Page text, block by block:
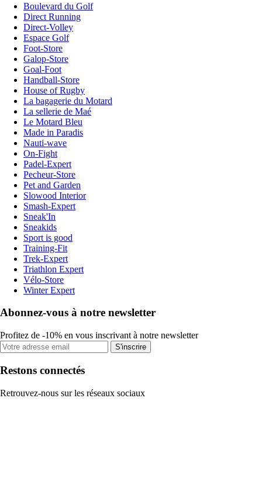
Boulevard du Golf
Direct Running
Direct-Volley
Espace Golf
Foot-Store
Galop-Store
Goal-Foot
Handball-Store
House of Rugby
La bagagerie du Motard
La sellerie de Maé
Le Motard Bleu
Made in Paradis
Nauti-wave
On-Fight
Padel-Expert
Pecheur-Store
Pet and Garden
Slowood Interior
Smash-Expert
Sneak'In
Sneakids
Sport is good
Training-Fit
Trek-Expert
Triathlon Expert
Vélo-Store
Winter Expert
Abonnez-vous à notre newsletter
Profitez de -10% en vous inscrivant à notre newsletter
S'inscrire
Restons connectés
Retrouvez-nous sur les réseaux sociaux